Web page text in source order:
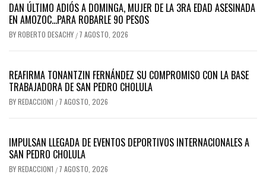
DAN ÚLTIMO ADIÓS A DOMINGA, MUJER DE LA 3RA EDAD ASESINADA
EN AMOZOC…PARA ROBARLE 90 PESOS
BYROBERTO DESACHY / 7 AGOSTO, 2026
REAFIRMA TONANTZIN FERNÁNDEZ SU COMPROMISO CON LA BASE
TRABAJADORA DE SAN PEDRO CHOLULA
BYREDACCION1 / 7 AGOSTO, 2026
IMPULSAN LLEGADA DE EVENTOS DEPORTIVOS INTERNACIONALES A
SAN PEDRO CHOLULA
BYREDACCION1 / 7 AGOSTO, 2026